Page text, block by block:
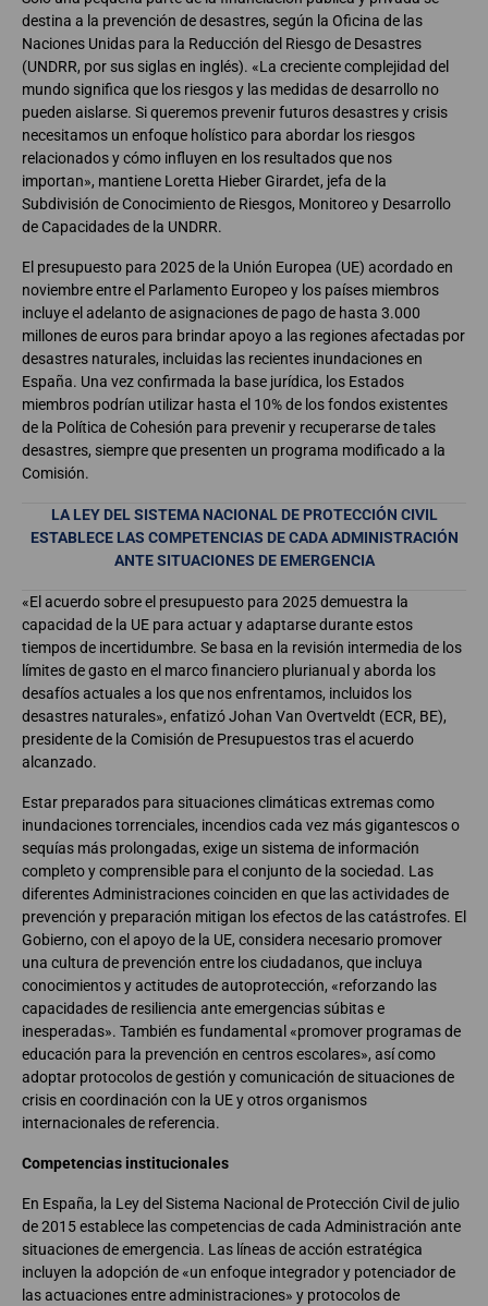
destina a la prevención de desastres, según la Oficina de las
Naciones Unidas para la Reducción del Riesgo de Desastres
(UNDRR, por sus siglas en inglés). «La creciente complejidad del
mundo significa que los riesgos y las medidas de desarrollo no
pueden aislarse. Si queremos prevenir futuros desastres y crisis
necesitamos un enfoque holístico para abordar los riesgos
relacionados y cómo influyen en los resultados que nos
importan», mantiene Loretta Hieber Girardet, jefa de la
Subdivisión de Conocimiento de Riesgos, Monitoreo y Desarrollo
de Capacidades de la UNDRR.
El presupuesto para 2025 de la Unión Europea (UE) acordado en
noviembre entre el Parlamento Europeo y los países miembros
incluye el adelanto de asignaciones de pago de hasta 3.000
millones de euros para brindar apoyo a las regiones afectadas por
desastres naturales, incluidas las recientes inundaciones en
España. Una vez confirmada la base jurídica, los Estados
miembros podrían utilizar hasta el 10% de los fondos existentes
de la Política de Cohesión para prevenir y recuperarse de tales
desastres, siempre que presenten un programa modificado a la
Comisión.
LA LEY DEL SISTEMA NACIONAL DE PROTECCIÓN CIVIL
ESTABLECE LAS COMPETENCIAS DE CADA ADMINISTRACIÓN
ANTE SITUACIONES DE EMERGENCIA
«El acuerdo sobre el presupuesto para 2025 demuestra la
capacidad de la UE para actuar y adaptarse durante estos
tiempos de incertidumbre. Se basa en la revisión intermedia de los
límites de gasto en el marco financiero plurianual y aborda los
desafíos actuales a los que nos enfrentamos, incluidos los
desastres naturales», enfatizó Johan Van Overtveldt (ECR, BE),
presidente de la Comisión de Presupuestos tras el acuerdo
alcanzado.
Estar preparados para situaciones climáticas extremas como
inundaciones torrenciales, incendios cada vez más gigantescos o
sequías más prolongadas, exige un sistema de información
completo y comprensible para el conjunto de la sociedad. Las
diferentes Administraciones coinciden en que las actividades de
prevención y preparación mitigan los efectos de las catástrofes. El
Gobierno, con el apoyo de la UE, considera necesario promover
una cultura de prevención entre los ciudadanos, que incluya
conocimientos y actitudes de autoprotección, «reforzando las
capacidades de resiliencia ante emergencias súbitas e
inesperadas». También es fundamental «promover programas de
educación para la prevención en centros escolares», así como
adoptar protocolos de gestión y comunicación de situaciones de
crisis en coordinación con la UE y otros organismos
internacionales de referencia.
Competencias institucionales
En España, la Ley del Sistema Nacional de Protección Civil de julio
de 2015 establece las competencias de cada Administración ante
situaciones de emergencia. Las líneas de acción estratégica
incluyen la adopción de «un enfoque integrador y potenciador de
las actuaciones entre administraciones» y protocolos de